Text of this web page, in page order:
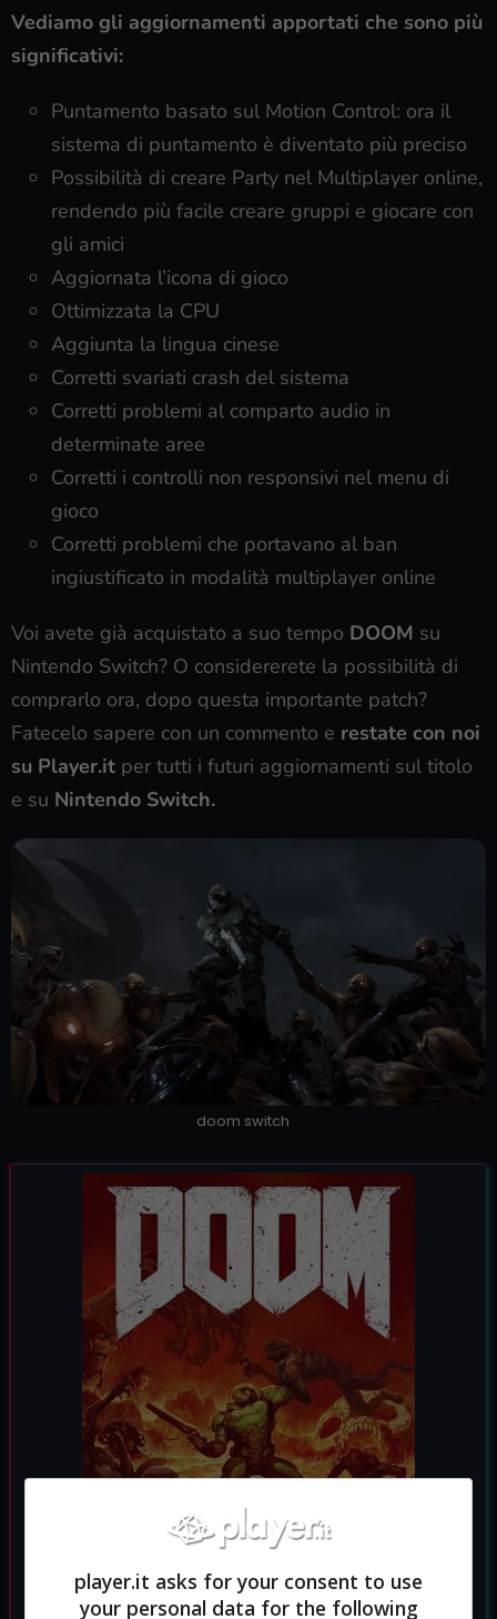
Vediamo gli aggiornamenti apportati che sono più
significativi:
Puntamento basato sul Motion Control: ora il
sistema di puntamento è diventato più preciso
Possibilità di creare Party nel Multiplayer online,
rendendo più facile creare gruppi e giocare con
gli amici
Aggiornata l’icona di gioco
Ottimizzata la CPU
Aggiunta la lingua cinese
Corretti svariati crash del sistema
Corretti problemi al comparto audio in
determinate aree
Corretti i controlli non responsivi nel menu di
gioco
Corretti problemi che portavano al ban
ingiustificato in modalità multiplayer online
Voi avete già acquistato a suo tempo DOOM su
Nintendo Switch? O considererete la possibilità di
comprarlo ora, dopo questa importante patch?
Fatecelo sapere con un commento e restate con noi
su Player.it per tutti i futuri aggiornamenti sul titolo
e su Nintendo Switch.
doom switch
player.it asks for your consent to use
your personal data for the following